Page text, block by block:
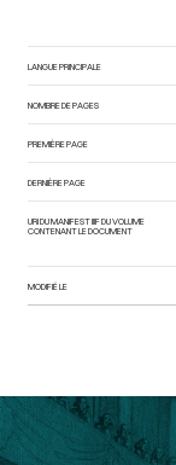
LANGUE PRINCIPALE
NOMBRE DE PAGES
PREMIÈRE PAGE
DERNIÈRE PAGE
URI DU MANIFEST IIIF DU VOLUME
CONTENANT LE DOCUMENT
MODIFIÉ LE